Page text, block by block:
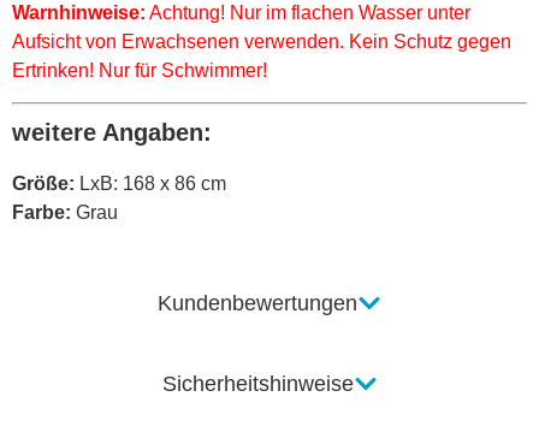
Kundenbewertungen
Sicherheitshinweise
Warnhinweise: Achtung! Nur im flachen Wasser unter
Aufsicht von Erwachsenen verwenden. Kein Schutz gegen
Ertrinken! Nur für Schwimmer!
weitere Angaben:
Größe: LxB: 168 x 86 cm
Farbe: Grau